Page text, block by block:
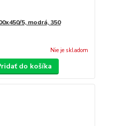
5, modrá, 350
Nie je skladom
do košíka